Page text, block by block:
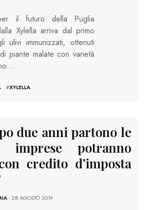
il futuro della Puglia
Xylella arriva dal primo
ulivi immunizzati, ottenuti
piante malate con varietà
#XYLELLA
due anni partono le
imprese potranno
credito d’imposta
- 28 AGOSTO 2019